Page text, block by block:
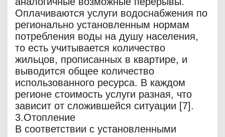
Оплачиваются услуги водоснабжения по
регионально установленным нормам
потребления воды на душу населения,
то есть учитывается количество
жильцов, прописанных в квартире, и
выводится общее количество
использованного ресурса. В каждом
регионе стоимость услуги разная, что
зависит от сложившейся ситуации [7].
3.Отопление
В соответствии с установленными